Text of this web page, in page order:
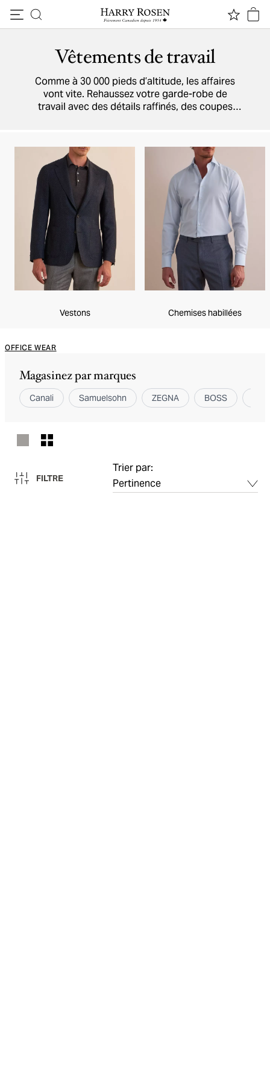
Vêtements de travail
Comme à 30 000 pieds d’altitude, les affaires
vont vite. Rehaussez votre garde-robe de
travail avec des détails raffinés, des coupes
que vous n’êtes pas juste à l’heure, mais en
Vestons Chemises habillées
OFFICE WEAR
Magasinez par marques
Canali Samuelsohn ZEGNA BOSS
FILTRE
Trier par: